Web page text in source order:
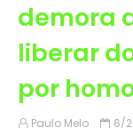
demora
liberar
por
Paulo Melo 6/